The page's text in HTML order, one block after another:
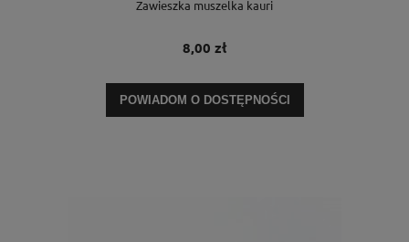
Zawieszka muszelka kauri
8,00 zł
POWIADOM O DOSTĘPNOŚCI